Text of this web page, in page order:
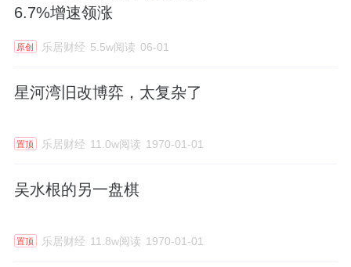
6.7%增速领涨
原创 乐居财经 5.5w阅读 06-01
星河湾旧改博弈，太复杂了
置顶 乐居财经 11.0w阅读 1970-01-01
吴水根的另一盘棋
置顶 乐居财经 11.8w阅读 1970-01-01